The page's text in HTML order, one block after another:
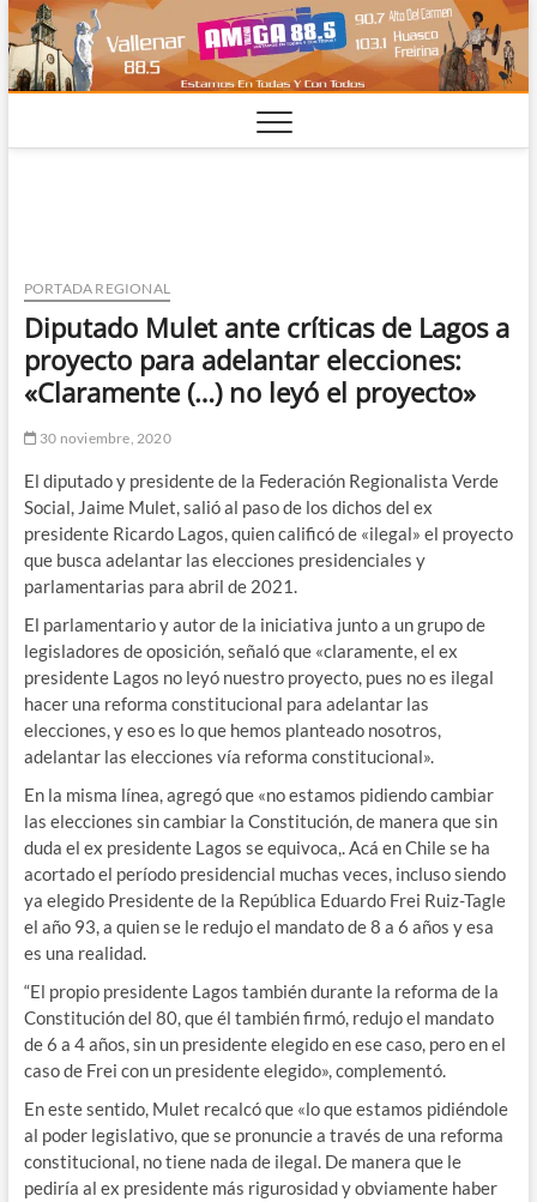
Saltar
al
contenido
PORTADA REGIONAL
Diputado Mulet ante críticas de Lagos a
proyecto para adelantar elecciones:
«Claramente (…) no leyó el proyecto»
30 noviembre, 2020
El diputado y presidente de la Federación Regionalista Verde
Social, Jaime Mulet, salió al paso de los dichos del ex
presidente Ricardo Lagos, quien calificó de «ilegal» el proyecto
que busca adelantar las elecciones presidenciales y
parlamentarias para abril de 2021.
El parlamentario y autor de la iniciativa junto a un grupo de
legisladores de oposición, señaló que «claramente, el ex
presidente Lagos no leyó nuestro proyecto, pues no es ilegal
hacer una reforma constitucional para adelantar las
elecciones, y eso es lo que hemos planteado nosotros,
adelantar las elecciones vía reforma constitucional».
En la misma línea, agregó que «no estamos pidiendo cambiar
las elecciones sin cambiar la Constitución, de manera que sin
duda el ex presidente Lagos se equivoca,. Acá en Chile se ha
acortado el período presidencial muchas veces, incluso siendo
ya elegido Presidente de la República Eduardo Frei Ruiz-Tagle
el año 93, a quien se le redujo el mandato de 8 a 6 años y esa
es una realidad.
“El propio presidente Lagos también durante la reforma de la
Constitución del 80, que él también firmó, redujo el mandato
de 6 a 4 años, sin un presidente elegido en ese caso, pero en el
caso de Frei con un presidente elegido», complementó.
En este sentido, Mulet recalcó que «lo que estamos pidiéndole
al poder legislativo, que se pronuncie a través de una reforma
constitucional, no tiene nada de ilegal. De manera que le
pediría al ex presidente más rigurosidad y obviamente haber